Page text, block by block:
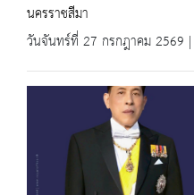
นครราชสีมา
วันจันทร์ที่ 27 กรกฎาคม 2569